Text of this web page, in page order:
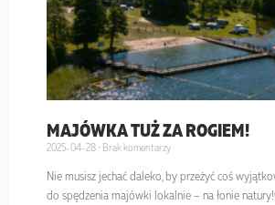
MAJÓWKA TUŻ ZA ROGIEM!
2025-04-28 Brak komentarzy
Nie musisz jechać daleko, by przeżyć coś
do spędzenia majówki lokalnie – na łonie